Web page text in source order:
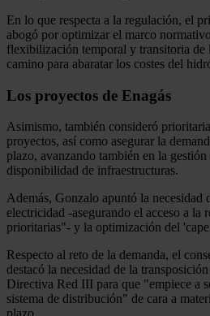
En lo que respecta a la regulación, el
abogó por optimizar el marco
flexibilización temporal y transitoria de
camino para abaratar los costes del
Los proyectos de Enagás
Asimismo, también consideró
proyectos, así como asegurar la
plazo, avanzando también en la
disponibilidad de infraestructuras.
Además, Gonzalo apuntó la necesidad
electricidad -asegurando el acceso a la
prioritarias"- y la optimización del
Respecto al reto de la demanda, el
destacó la necesidad de la
Directiva Red III para que "empiece a
sistema de distribución" de cara a